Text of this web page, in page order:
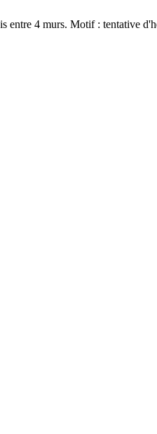
4 murs. Motif : tentative